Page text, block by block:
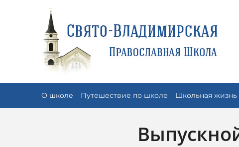
О школе Путешествие по школе Школьная жизнь